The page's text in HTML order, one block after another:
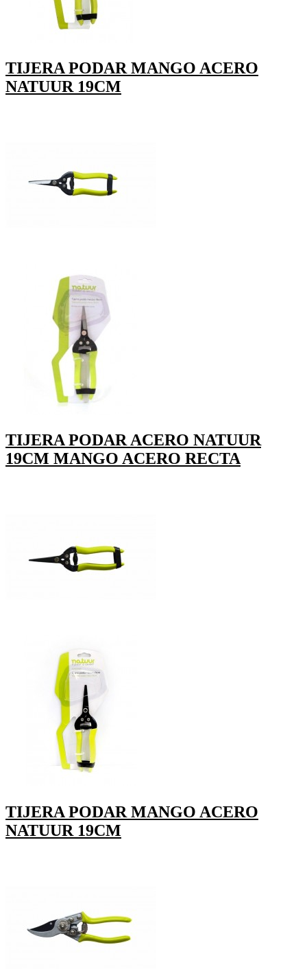
TIJERA PODAR MANGO ACERO
NATUUR 19CM
TIJERA PODAR ACERO NATUUR
19CM MANGO ACERO RECTA
TIJERA PODAR MANGO ACERO
NATUUR 19CM